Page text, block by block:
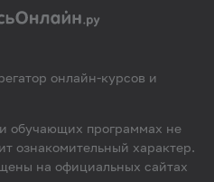
онлайн-курсов и
обучающих программах не
ознакомительный характер.
на официальных сайтах